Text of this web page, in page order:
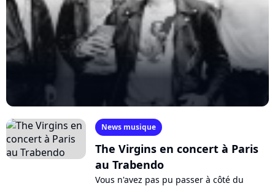
News musique
The Virgins en concert à Paris
au Trabendo
Vous n'avez pas pu passer à côté du